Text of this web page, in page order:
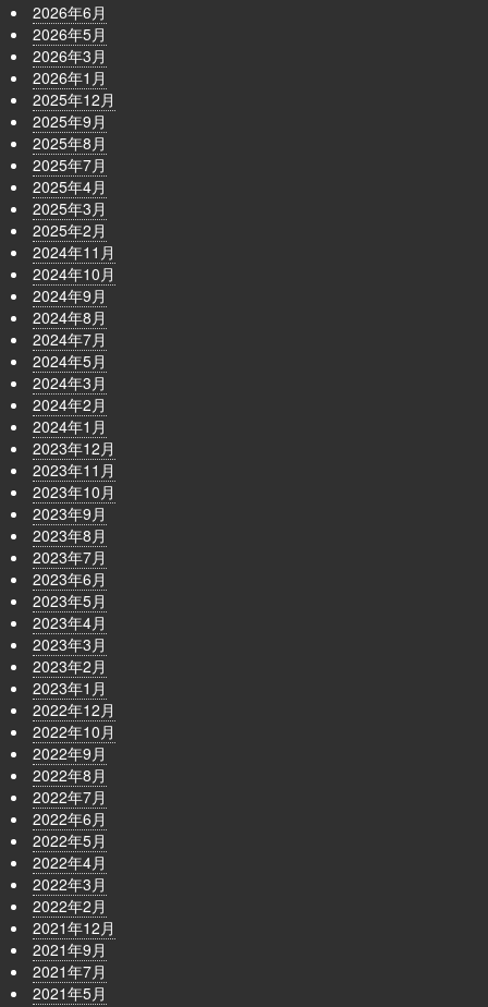
2026年6月
2026年5月
2026年3月
2026年1月
2025年12月
2025年9月
2025年8月
2025年7月
2025年4月
2025年3月
2025年2月
2024年11月
2024年10月
2024年9月
2024年8月
2024年7月
2024年5月
2024年3月
2024年2月
2024年1月
2023年12月
2023年11月
2023年10月
2023年9月
2023年8月
2023年7月
2023年6月
2023年5月
2023年4月
2023年3月
2023年2月
2023年1月
2022年12月
2022年10月
2022年9月
2022年8月
2022年7月
2022年6月
2022年5月
2022年4月
2022年3月
2022年2月
2021年12月
2021年9月
2021年7月
2021年5月